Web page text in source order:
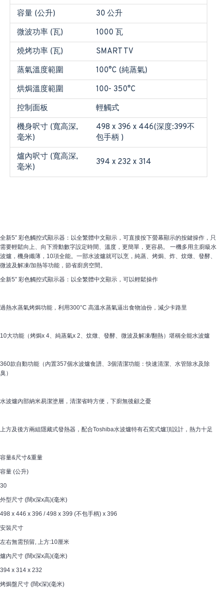
容量 (公升)
30 公升
微波功率 (瓦)
1000 瓦
燒烤功率 (瓦)
SMART TV
蒸氣溫度範圍
100°C (純蒸氣)
烘焗溫度範圍
100- 350°C
控制面板
輕觸式
機身呎寸 (寬高深,
毫米)
498 x 396 x 446(深度:399不
包手柄 )
爐內呎寸 (寬高深,
毫米)
394 x 232 x 314
全新5” 彩色觸控式顯示器：以全繁體中文顯示，可直接按下螢幕顯示的按鍵操作，只
需要輕鬆向上、向下滑動數字設定時間、溫度，更簡單，更容易。 一機多用主廚級水
波爐，機身纖薄，10項全能。一部水波爐就可以烹，純蒸、烤焗、炸、炆燉、發酵、
微波及解凍/加熱等功能，節省廚房空間。
全新5” 彩色觸控式顯示器：以全繁體中文顯示，可以輕鬆操作
過熱水蒸氣烤焗功能，利用300°C 高溫水蒸氣逼出食物油份，減少卡路里
10大功能（烤焗x 4、純蒸氣x 2、炆燉、發酵、微波及解凍/翻熱）堪稱全能水波爐
360款自動功能（內置357個水波爐食譜、3個清潔功能：快速清潔、水管除水及除
臭）
水波爐內部納米易潔塗層，清潔省時方便，下廚無後顧之憂
上方及後方兩組隱藏式發熱器，配合Toshiba水波爐特有石窯式爐頂設計，熱力十足
容量&尺寸&重量
容量 (公升)
30
外型尺寸 (闊x深x高)(毫米)
498 x 446 x 396 / 498 x 399 (不包手柄) x 396
安裝尺寸
左右無需預留, 上方:10厘米
爐內尺寸 (闊x深x高)(毫米)
394 x 314 x 232
烤焗盤尺寸 (闊x深)(毫米)